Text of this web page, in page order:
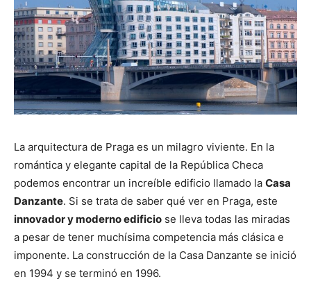
La arquitectura de Praga es un milagro viviente. En la
romántica y elegante capital de la República Checa
podemos encontrar un increíble edificio llamado la Casa
Danzante. Si se trata de saber qué ver en Praga, este
innovador y moderno edificio se lleva todas las miradas
a pesar de tener muchísima competencia más clásica e
imponente. La construcción de la Casa Danzante se inició
en 1994 y se terminó en 1996.